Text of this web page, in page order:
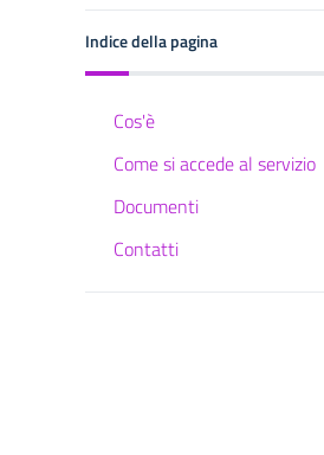
Indice della pagina
Cos'è
Come si accede al servizio
Documenti
Contatti